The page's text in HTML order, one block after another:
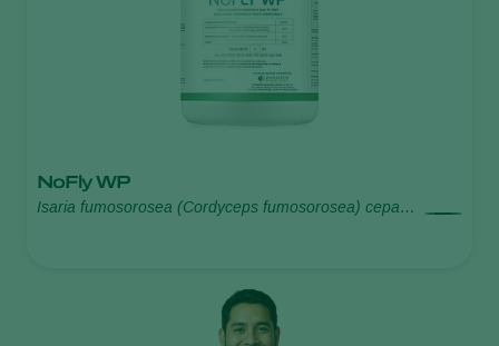
NoFly WP
Isaria fumosorosea (Cordyceps fumosorosea) cepa